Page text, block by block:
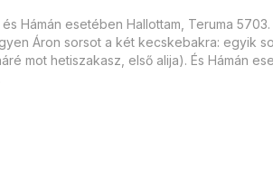
Hámán esetében Hallottam, Teruma 5703.
Áron sorsot a két kecskebakra: egyik
mot hetiszakasz, első alija). És Hámán